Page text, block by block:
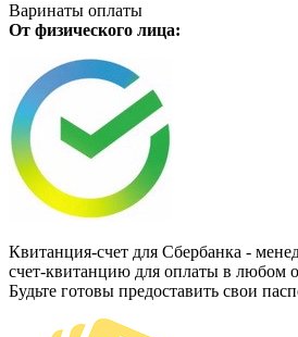
Варинаты оплаты
От физического лица:
Квитанция-счет для Сбербанка -
счет-квитанцию для оплаты в любом
Будьте готовы предоставить свои